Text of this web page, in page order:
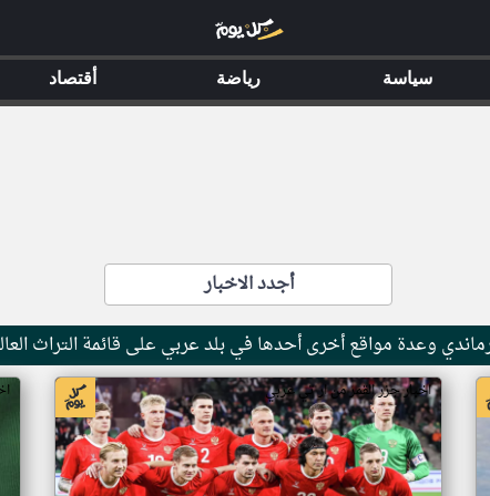
أجدد الاخبار
وعدة مواقع أخرى أحدها في بلد عربي على قائمة التراث
اخبار جزر القمر من ار تي عربي
سياسة رياضة أقتصاد